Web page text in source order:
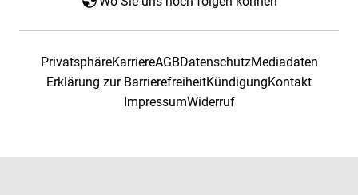
PrivatsphäreKarriereAGBDatenschutzMediadaten
Erklärung zur BarrierefreiheitKündigungKontakt
ImpressumWiderruf